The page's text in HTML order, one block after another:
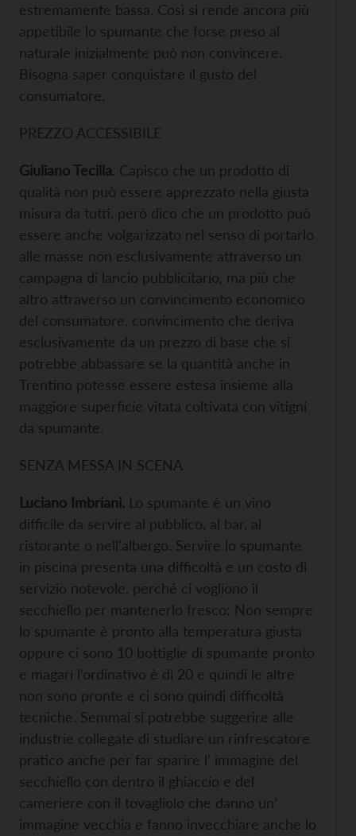
estremamente bassa. Così si rende ancora più
appetibile lo spumante che forse preso al
naturale inizialmente può non convincere.
Bisogna saper conquistare il gusto del
consumatore.
PREZZO ACCESSIBILE
Giuliano Tecilla. Capisco che un prodotto di
qualità non può essere apprezzato nella giusta
misura da tutti, però dico che un prodotto può
essere anche volgarizzato nel senso di portarlo
alle masse non esclusivamente attraverso un
campagna di lancio pubblicitario, ma più che
altro attraverso un convincimento economico
del consumatore, convincimento che deriva
esclusivamente da un prezzo di base che si
potrebbe abbassare se la quantità anche in
Trentino potesse essere estesa insieme alla
maggiore superficie vitata coltivata con vitigni
da spumante.
SENZA MESSA IN SCENA
Luciano Imbriani. Lo spumante è un vino
difficile da servire al pubblico, al bar, al
ristorante o nell’albergo. Servire lo spumante
in piscina presenta una difficoltà e un costo di
servizio notevole, perché ci vogliono il
secchiello per mantenerlo fresco: Non sempre
lo spumante è pronto alla temperatura giusta
oppure ci sono 10 bottiglie di spumante pronto
e magari l’ordinativo è di 20 e quindi le altre
non sono pronte e ci sono quindi difficoltà
tecniche. Semmai si potrebbe suggerire alle
industrie collegate di studiare un rinfrescatore
pratico anche per far sparire l’ immagine del
secchiello con dentro il ghiaccio e del
cameriere con il tovagliolo che danno un’
immagine vecchia e fanno invecchiare anche lo